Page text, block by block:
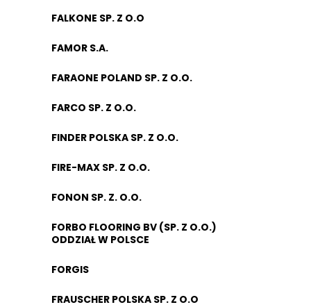
FALKONE SP. Z O.O
FAMOR S.A.
FARAONE POLAND SP. Z O.O.
FARCO SP. Z O.O.
FINDER POLSKA SP. Z O.O.
FIRE-MAX SP. Z O.O.
FONON SP. Z. O.O.
FORBO FLOORING BV (SP. Z O.O.)
ODDZIAŁ W POLSCE
FORGIS
FRAUSCHER POLSKA SP. Z O.O